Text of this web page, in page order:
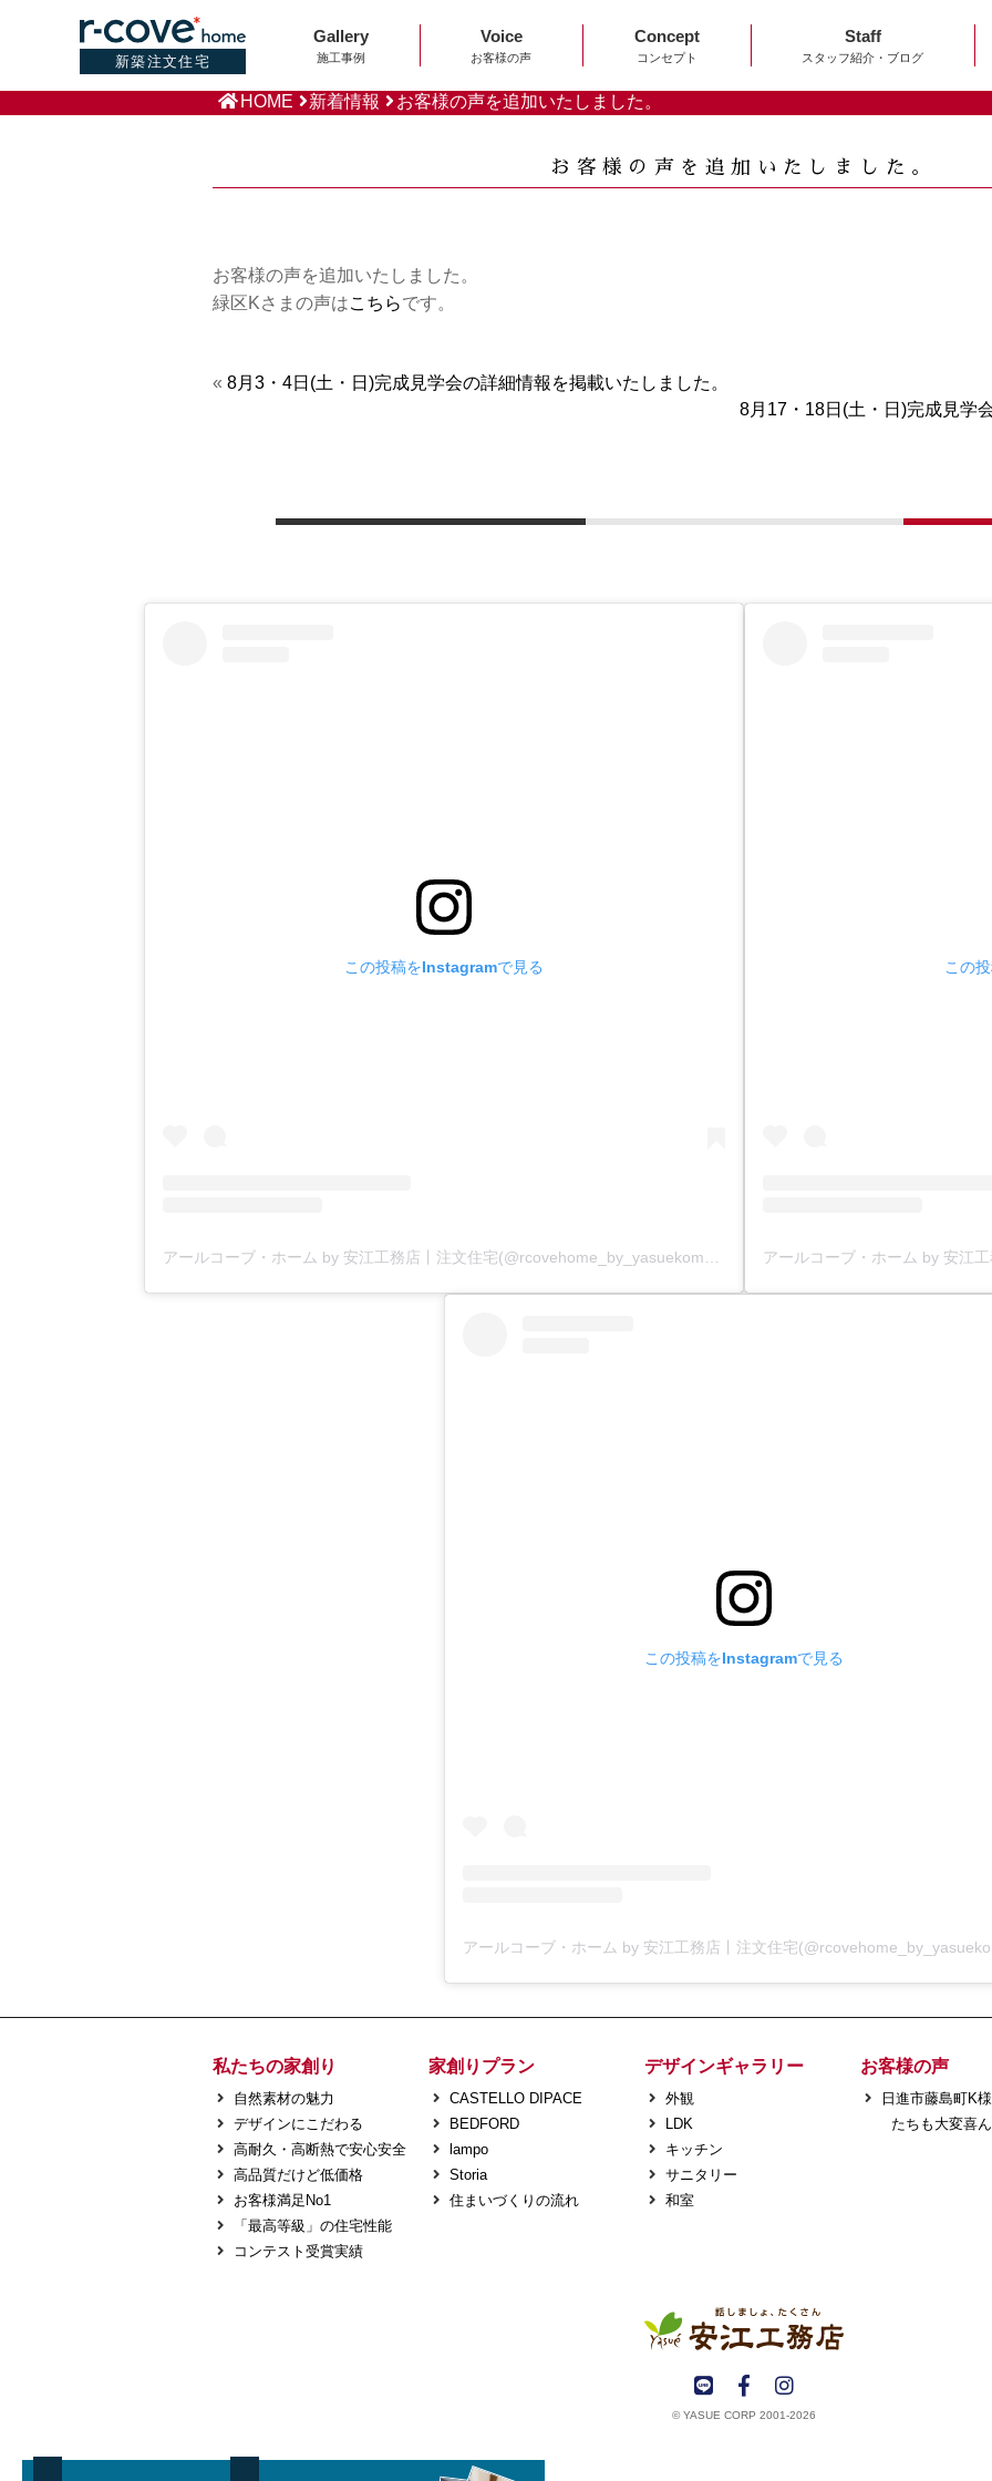
新築注文住宅
Gallery
施工事例
Voice
お客様の声
Concept
コンセプト
Staff
スタッフ紹介・ブログ
HOME 新着情報 お客様の声を追加いたしました。
お客様の声を追加いたしました。
お客様の声を追加いたしました。
緑区Kさまの声はこちらです。
« 8月3・4日(土・日)完成見学会の詳細情報を掲載いたしました。
8月17・18日(土・日)完成見学
この投稿をInstagramで見る この
この投稿をInstagramで見る
私たちの家創り
自然素材の魅力
デザインにこだわる
高耐久・高断熱で安心安全
高品質だけど低価格
お客様満足No1
「最高等級」の住宅性能
コンテスト受賞実績
家創りプラン
CASTELLO DIPACE
BEDFORD
lampo
Storia
住まいづくりの流れ
デザインギャラリー
外観
LDK
キッチン
サニタリー
和室
お客様の声
日進市藤島町K
たちも大変喜
© YASUE CORP 2001-2026